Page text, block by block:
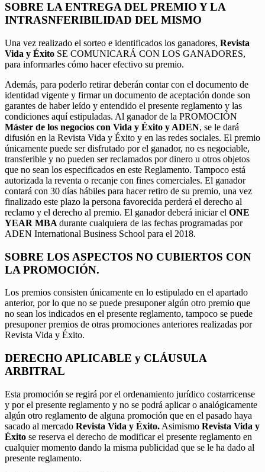
SOBRE LA ENTREGA DEL PREMIO Y LA
INTRASNFERIBILIDAD DEL MISMO
Una vez realizado el sorteo e identificados los ganadores, Revista
Vida y Éxito SE COMUNICARÁ CON LOS GANADORES,
para informarles cómo hacer efectivo su premio.
Además, para poderlo retirar deberán contar con el documento de
identidad vigente y firmar un documento de aceptación donde son
garantes de haber leído y entendido el presente reglamento y las
condiciones aquí estipuladas. Al ganador de la PROMOCIÓN
Máster de los negocios con Vida y Éxito y ADEN, se le dará
difusión en la Revista Vida y Éxito y en las redes sociales. El premio
únicamente puede ser disfrutado por el ganador, no es negociable,
transferible y no pueden ser reclamados por dinero u otros objetos
que no sean los especificados en este Reglamento. Tampoco está
autorizada la reventa o recanje con fines comerciales. El ganador
contará con 30 días hábiles para hacer retiro de su premio, una vez
finalizado este plazo la persona favorecida perderá el derecho al
reclamo y el derecho al premio. El ganador deberá iniciar el ONE
YEAR MBA durante cualquiera de las fechas programadas por
ADEN International Business School para el 2018.
SOBRE LOS ASPECTOS NO CUBIERTOS CON
LA PROMOCIÓN.
Los premios consisten únicamente en lo estipulado en el apartado
anterior, por lo que no se puede presuponer algún otro premio que
no sean los indicados en el presente reglamento, tampoco se puede
presuponer premios de otras promociones anteriores realizadas por
Revista Vida y Éxito.
DERECHO APLICABLE y CLÁUSULA
ARBITRAL
Esta promoción se regirá por el ordenamiento jurídico costarricense
y por el presente reglamento y no se podrá aplicar o analógicamente
algún otro reglamento de alguna promoción que en el pasado haya
sacado al mercado Revista Vida y Éxito. Asimismo Revista Vida y
Éxito se reserva el derecho de modificar el presente reglamento en
cualquier momento dando la misma publicidad que se le ha dado al
presente reglamento.